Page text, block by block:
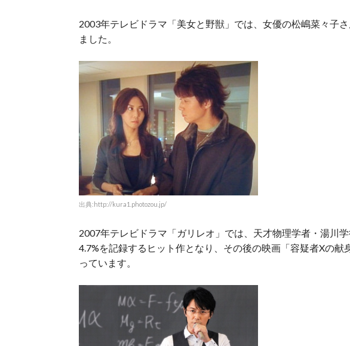
2003年テレビドラマ「美女と野獣」では、女優の松嶋菜々子
ました。
出典:http://kura1.photozou.jp/
2007年テレビドラマ「ガリレオ」では、天才物理学者・湯川
4.7%を記録するヒット作となり、その後の映画「容疑者Xの献
っています。